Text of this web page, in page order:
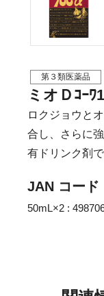
第３類医薬品
ミオＤｺｰﾜ
ロクジョウと
合し、さらに
有ドリンク剤で
JAN コード
50mL×2 :